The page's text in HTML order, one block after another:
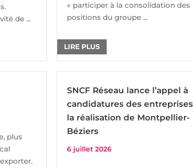
de ...
« participer à la consolidation des
positions du groupe ...
LIRE PLUS
plus
SNCF Réseau lance l’appel à
candidatures des
la réalisation de Montpellier-
Béziers
6 juillet 2026